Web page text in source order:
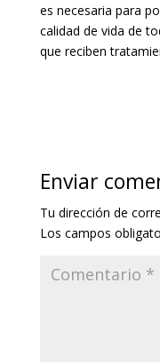
es necesaria para
calidad de vida de
que reciben
Enviar
Tu dirección de
Los campos